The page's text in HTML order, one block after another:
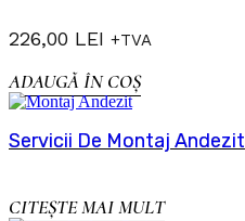
226,00 LEI +TVA
ADAUGĂ ÎN COȘ
Servicii De Montaj Andezit
CITEȘTE MAI MULT